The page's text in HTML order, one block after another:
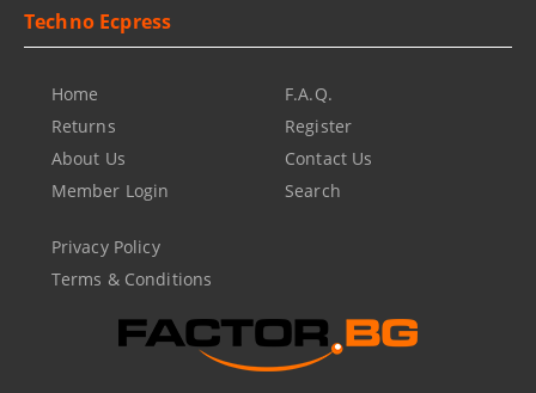
Techno Ecpress
Home
Returns
About Us
Member Login
F.A.Q.
Register
Contact Us
Search
Privacy Policy
Terms & Conditions